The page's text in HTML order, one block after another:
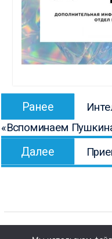
Навигация
записям
Ранее
«Вспоминаем
Далее